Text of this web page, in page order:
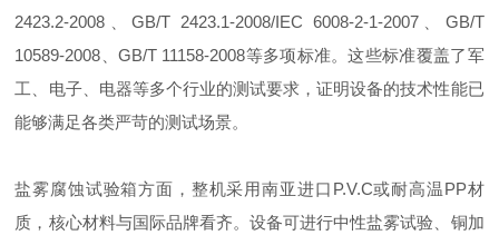
2423.2-2008、GB/T 2423.1-2008/IEC 6008-2-1-2007、GB/T
10589-2008、GB/T 11158-2008等多项标准。这些标准覆盖了军
工、电子、电器等多个行业的测试要求，证明设备的技术性能已
能够满足各类严苛的测试场景。
盐雾腐蚀试验箱方面，整机采用南亚进口P.V.C或耐高温PP材
质，核心材料与国际品牌看齐。设备可进行中性盐雾试验、铜加